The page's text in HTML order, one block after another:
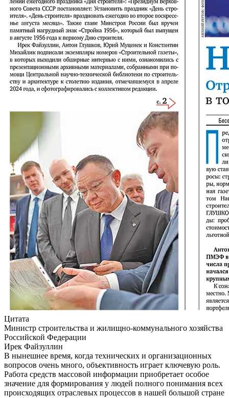
Цитата
Министр строительства и жилищно-коммунального хозяйства
Российской Федерации
Ирек Файзуллин
В нынешнее время, когда технических и организационных
вопросов очень много, объективность играет ключевую роль.
Работа средств массовой информации приобретает особое
значение для формирования у людей полного понимания всех
происходящих отраслевых процессов в нашей большой стране